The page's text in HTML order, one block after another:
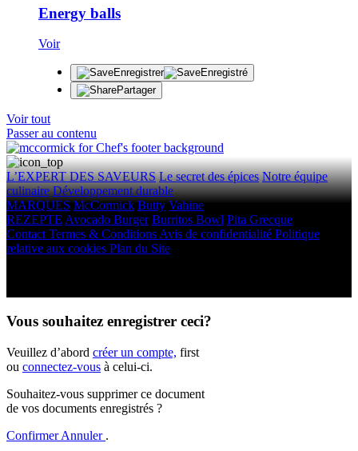
Energy balls
Voir
Enregistrer
Enregistré
Partager
Voir tout
Passer au contenu
L’EXPERT DES SAVEURS Le secret des épices Notre équipe
culinaire Développement durable
MARQUES McCormick Butty Vahine
REZEPTE Avocado Burger Burritos Bowl Pita Grecque
Contact Termes & Conditions Avis de confidentialité Politique
relative aux cookies Plan du Site
Vous souhaitez enregistrer ceci?
Veuillez d’abord créer un compte, first
ou connectez-vous à celui-ci.
Souhaitez-vous supprimer ce document
de vos documents enregistrés ?
ConfirmerAnnuler .